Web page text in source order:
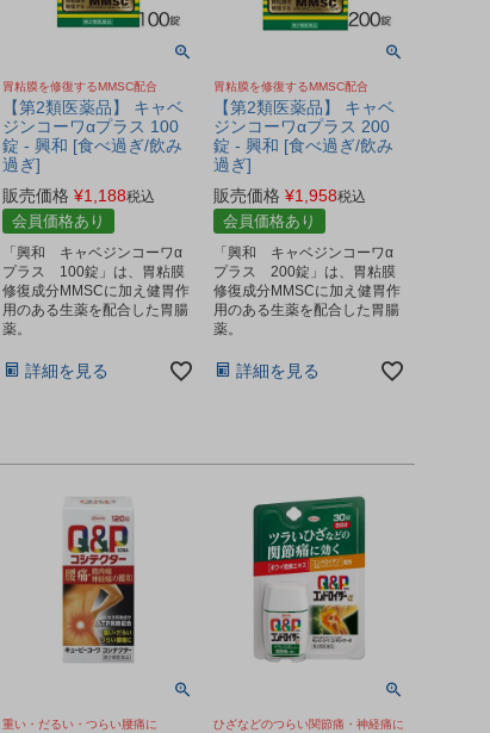
胃粘膜を修復するMMSC配合
【第2類医薬品】 キャベ
ジンコーワαプラス 100
錠 - 興和 [食べ過ぎ/飲み
過ぎ]
販売価格 ¥1,188税込
会員価格あり
「興和 キャベジンコーワα
プラス 100錠」は、胃粘膜
修復成分MMSCに加え健胃作
用のある生薬を配合した胃腸
薬。
詳細を見る
胃粘膜を修復するMMSC配合
【第2類医薬品】 キャベ
ジンコーワαプラス 200
錠 - 興和 [食べ過ぎ/飲み
過ぎ]
販売価格 ¥1,958税込
会員価格あり
「興和 キャベジンコーワα
プラス 200錠」は、胃粘膜
修復成分MMSCに加え健胃作
用のある生薬を配合した胃腸
薬。
詳細を見る
重い・だるい・つらい腰痛に ひざなどのつらい関節痛・神経痛に